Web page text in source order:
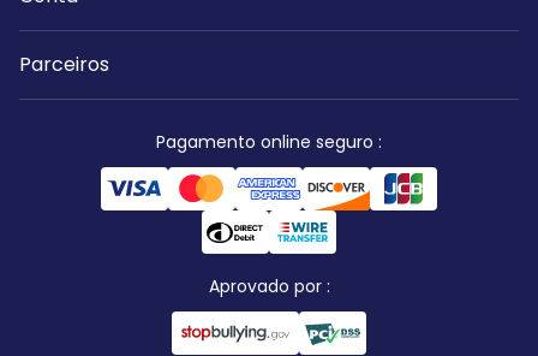
Parceiros
Pagamento online seguro :
Aprovado por :